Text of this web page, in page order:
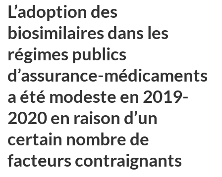
L’adoption des
biosimilaires dans les
régimes publics
d’assurance-médicaments
a été modeste en 2019-
2020 en raison d’un
certain nombre de
facteurs contraignants